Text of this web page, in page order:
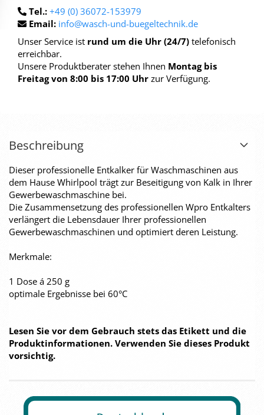
Tel.: +49 (0) 36072-153979
Email: info@wasch-und-buegeltechnik.de
Unser Service ist rund um die Uhr (24/7) telefonisch
erreichbar.
Unsere Produktberater stehen Ihnen Montag bis
Freitag von 8:00 bis 17:00 Uhr zur Verfügung.
Beschreibung
Dieser professionelle Entkalker für Waschmaschinen aus
dem Hause Whirlpool trägt zur Beseitigung von Kalk in Ihrer
Gewerbewaschmaschine bei.
Die Zusammensetzung des professionellen Wpro Entkalters
verlängert die Lebensdauer Ihrer professionellen
Gewerbewaschmaschinen und optimiert deren Leistung.
Merkmale:
1 Dose á 250 g
optimale Ergebnisse bei 60°C
Lesen Sie vor dem Gebrauch stets das Etikett und die
Produktinformationen. Verwenden Sie dieses Produkt
vorsichtig.